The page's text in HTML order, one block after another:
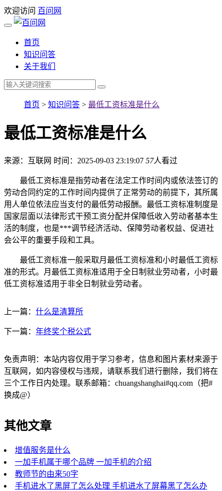
欢迎访问 百问网
首页
知识问答
关于我们
首页 > 知识问答 > 最低工资标准是什么
最低工资标准是什么
来源：互联网 时间：2025-09-03 23:19:07 57人看过
最低工资标准是指劳动者在法定工作时间内或依法签订的
劳动合同约定的工作时间内提供了正常劳动的前提下，其所属
用人单位依法应当支付的最低劳动报酬。最低工资标准制度是
国家层面以法律形式干预工资分配并保障低收入劳动者基本生
活的制度，也是***调节经济活动、保障劳动者权益、促进社
会公平的重要手段和工具。
最低工资标准一般采取月最低工资标准和小时最低工资标
准的形式。月最低工资标准适用于全日制就业劳动者，小时最
低工资标准适用于非全日制就业劳动者。
上一篇： 什么是清算所
下一篇： 年终奖个税公式
免责声明：本站内容仅用于学习参考，信息和图片素材来源于
互联网，如内容侵权与违规，请联系我们进行删除，我们将在
三个工作日内处理。联系邮箱：chuangshanghai#qq.com（把#
换成@）
其他文章
增值服务是什么
一加手机属于哪个品牌 一加手机的介绍
教师节的由来50字
手机进水了黑屏了怎么处理 手机进水了屏幕黑了怎么办